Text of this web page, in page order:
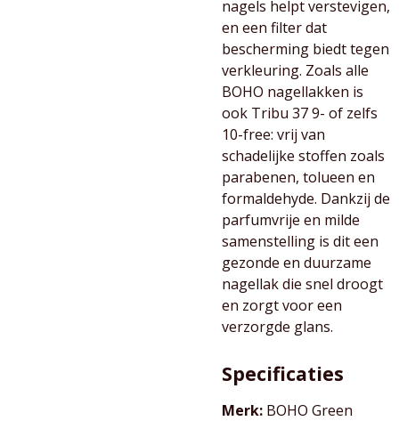
nagels helpt verstevigen,
en een filter dat
bescherming biedt tegen
verkleuring. Zoals alle
BOHO nagellakken is
ook Tribu 37 9- of zelfs
10-free: vrij van
schadelijke stoffen zoals
parabenen, tolueen en
formaldehyde. Dankzij de
parfumvrije en milde
samenstelling is dit een
gezonde en duurzame
nagellak die snel droogt
en zorgt voor een
verzorgde glans.
Specificaties
Merk: BOHO Green